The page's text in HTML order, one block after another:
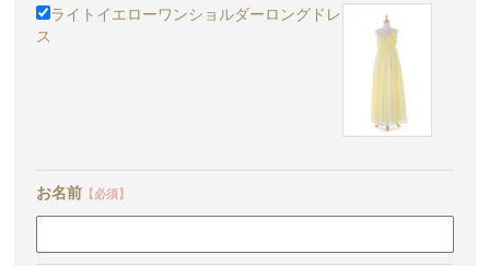
ライトイエローワンショルダーロングドレ
ス
お名前 【必須】